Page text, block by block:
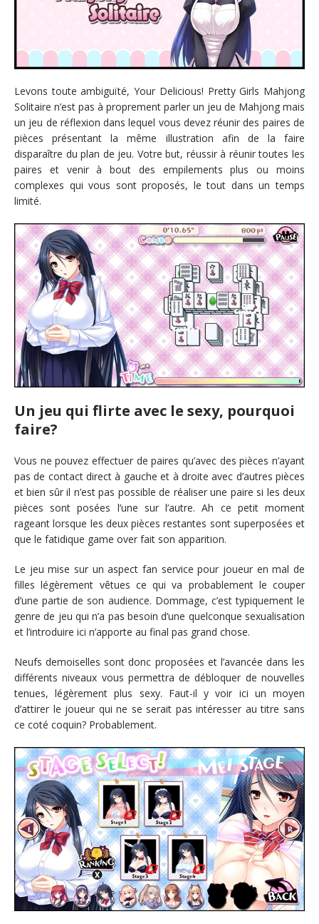
Levons toute ambiguïté, Your Delicious! Pretty Girls Mahjong
Solitaire n’est pas à proprement parler un jeu de Mahjong mais
un jeu de réflexion dans lequel vous devez réunir des paires de
pièces présentant la même illustration afin de la faire
disparaître du plan de jeu. Votre but, réussir à réunir toutes les
paires et venir à bout des empilements plus ou moins
complexes qui vous sont proposés, le tout dans un temps
limité.
Un jeu qui flirte avec le sexy, pourquoi
faire?
Vous ne pouvez effectuer de paires qu’avec des pièces n’ayant
pas de contact direct à gauche et à droite avec d’autres pièces
et bien sûr il n’est pas possible de réaliser une paire si les deux
pièces sont posées l’une sur l’autre. Ah ce petit moment
rageant lorsque les deux pièces restantes sont superposées et
que le fatidique game over fait son apparition.
Le jeu mise sur un aspect fan service pour joueur en mal de
filles légèrement vêtues ce qui va probablement le couper
d’une partie de son audience. Dommage, c’est typiquement le
genre de jeu qui n’a pas besoin d’une quelconque sexualisation
et l’introduire ici n’apporte au final pas grand chose.
Neufs demoiselles sont donc proposées et l’avancée dans les
différents niveaux vous permettra de débloquer de nouvelles
tenues, légèrement plus sexy. Faut-il y voir ici un moyen
d’attirer le joueur qui ne se serait pas intéresser au titre sans
ce coté coquin? Probablement.